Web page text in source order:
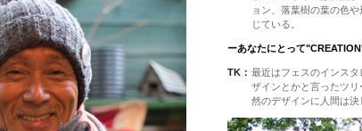
ョン、落葉樹の葉の色
じている。
ーあなたにとって
TK： 最近はフェスのインス
ザインとかと言ったツ
然のデザインに人間は決